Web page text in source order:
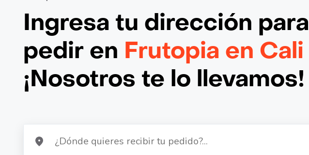
Ingresa tu dirección para
pedir en Frutopia en Cali
¡Nosotros te lo llevamos!